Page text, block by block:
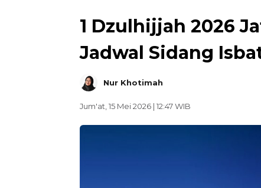
1 Dzulhijjah 2026
Jadwal Sidang
Nur Khotimah
Jum'at, 15 Mei 2026 | 12:47 WIB